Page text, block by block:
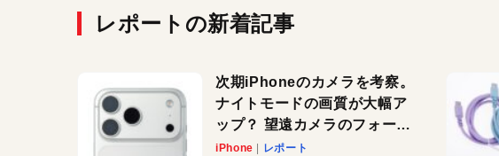
レポートの新着記事
次期iPhoneのカメラを考察。
ナイトモードの画質が大幅ア
ップ？ 望遠カメラのフォーカ
スがさらにシャープに？
iPhone レポート